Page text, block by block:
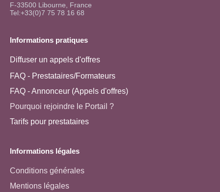
F-33500 Libourne, France
Tel:+33(0)7 75 78 16 68
Informations pratiques
Diffuser un appels d'offres
FAQ - Prestataires/Formateurs
FAQ - Annonceur (Appels d'offres)
Pourquoi rejoindre le Portail ?
Tarifs pour prestataires
Informations légales
Conditions générales
Mentions légales